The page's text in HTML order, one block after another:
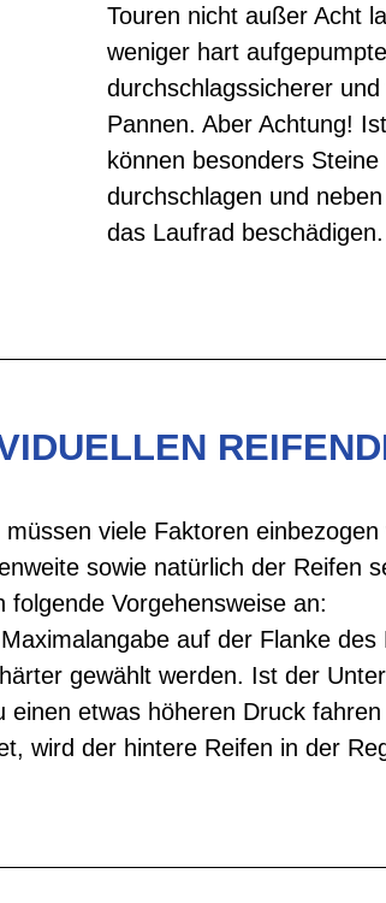
Touren nicht außer Acht
weniger hart
durchschlagssicherer
Pannen. Aber Achtung!
können besonders
durchschlagen und
das Laufrad beschädigen.
viele Faktoren
sowie natürlich der Reifen
Vorgehensweise an:
auf der Flanke
gewählt werden. Ist der
etwas höheren Druck
wird der hintere Reifen in der